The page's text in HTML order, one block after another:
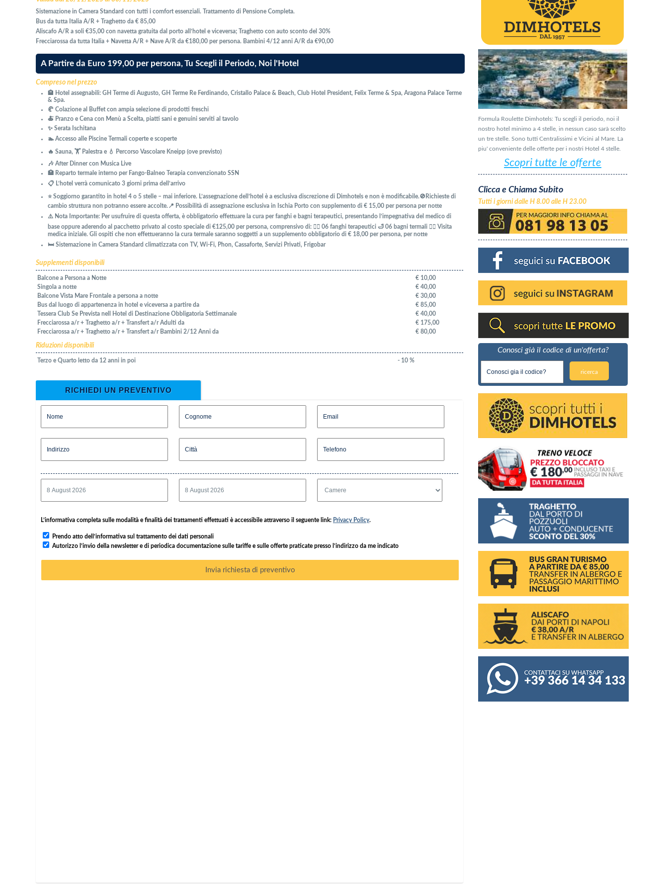
Sistemazione in Camera Standard con tutti i comfort essenziali. Trattamento di Pensione Completa.
Bus da tutta Italia A/R + Traghetto da € 85,00
Aliscafo A/R a soli €35,00 con navetta gratuita dal porto all’hotel e viceversa; Traghetto con auto sconto del 30%
Frecciarossa da tutta Italia + Navetta A/R + Nave A/R da €180,00 per persona. Bambini 4/12 anni A/R da €90,00
A Partire da Euro 199,00 per persona, Tu Scegli il Periodo, Noi l'Hotel
Compreso nel prezzo
🏨 Hotel assegnabili: GH Terme di Augusto, GH Terme Re Ferdinando, Cristallo Palace & Beach, Club Hotel President, Felix Terme & Spa, Aragona Palace Terme
& Spa.
🥐 Colazione al Buffet con ampia selezione di prodotti freschi
🍝 Pranzo e Cena con Menù a Scelta, piatti sani e genuini serviti al tavolo
✨ Serata Ischitana
🏊 Accesso alle Piscine Termali coperte e scoperte
🔥 Sauna, 🏋️ Palestra e 💧 Percorso Vascolare Kneipp (ove previsto)
🎶 After Dinner con Musica Live
🏥 Reparto termale interno per Fango-Balneo Terapia convenzionato SSN
📋 L’hotel verrà comunicato 3 giorni prima dell’arrivo
⭐ Soggiorno garantito in hotel 4 o 5 stelle – mai inferiore. L’assegnazione dell’hotel è a esclusiva discrezione di Dimhotels e non è modificabile.🚫Richieste di
cambio struttura non potranno essere accolte.📍 Possibilità di assegnazione esclusiva in Ischia Porto con supplemento di € 15,00 per persona per notte
⚠️ Nota Importante: Per usufruire di questa offerta, è obbligatorio effettuare la cura per fanghi e bagni terapeutici, presentando l’impegnativa del medico di
base oppure aderendo al pacchetto privato al costo speciale di €125,00 per persona, comprensivo di: 💆‍♀️ 06 fanghi terapeutici 🛁 06 bagni termali 👨‍⚕️ Visita
medica iniziale. Gli ospiti che non effettueranno la cura termale saranno soggetti a un supplemento obbligatorio di € 18,00 per persona, per notte
🛏️ Sistemazione in Camera Standard climatizzata con TV, Wi-Fi, Phon, Cassaforte, Servizi Privati, Frigobar
Supplementi disponibili
Balcone a Persona a Notte
€ 10,00
Singola a notte
€ 40,00
Balcone Vista Mare Frontale a persona a notte
€ 30,00
Bus dal luogo di appartenenza in hotel e viceversa a partire da
€ 85,00
Tessera Club Se Prevista nell Hotel di Destinazione Obbligatoria Settimanale
€ 40,00
Frecciarossa a/r + Traghetto a/r + Transfert a/r Adulti da
€ 175,00
Frecciarossa a/r + Traghetto a/r + Transfert a/r Bambini 2/12 Anni da
€ 80,00
Riduzioni disponibili
Terzo e Quarto letto da 12 anni in poi - 10 %
RICHIEDI UN PREVENTIVO
L’informativa completa sulle modalità e finalità dei trattamenti effettuati è accessibile attraverso il seguente link: Privacy Policy.
Prendo atto dell’informativa sul trattamento dei dati personali
Autorizzo l’invio della newsletter e di periodica documentazione sulle tariffe e sulle offerte praticate presso l’indirizzo da me indicato
Invia richiesta di preventivo
Formula Roulette Dimhotels: Tu scegli il periodo, noi il
nostro hotel minimo a 4 stelle, in nessun caso sarà scelto
un tre stelle. Sono tutti Centralissimi e Vicini al Mare. La
piu' conveniente delle offerte per i nostri Hotel 4 stelle.
Scopri tutte le offerte
Clicca e Chiama Subito
Tutti i giorni dalle H 8.00 alle H 23.00
Conosci già il codice di un'offerta?
ricerca